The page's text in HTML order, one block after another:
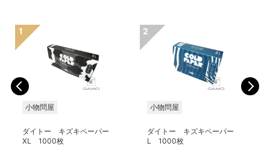
小物問屋
ダイトー キズキペーパー
XL 1000枚
小物問屋
ダイトー キズキペーパー
L 1000枚